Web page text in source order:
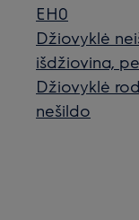
EH0
Džiovyklė
išdžiovina,
Džiovyklė
nešildo